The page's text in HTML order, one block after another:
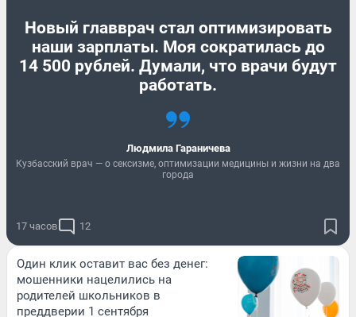
Новый главврач стал оптимизировать
наши зарплаты. Моя сократилась до
14 500 рублей. Думали, что врачи будут
работать.
Людмила Гараничева
Кузбасский врач — о сексизме, оптимизации медицины и жизни на два
города
17 часов 12
Один клик оставит вас без денег:
мошенники нацелились на
родителей школьников в
преддверии 1 сентября